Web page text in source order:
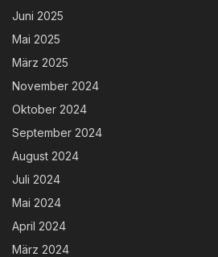
Juni 2025
Mai 2025
März 2025
November 2024
Oktober 2024
September 2024
August 2024
Juli 2024
Mai 2024
April 2024
März 2024